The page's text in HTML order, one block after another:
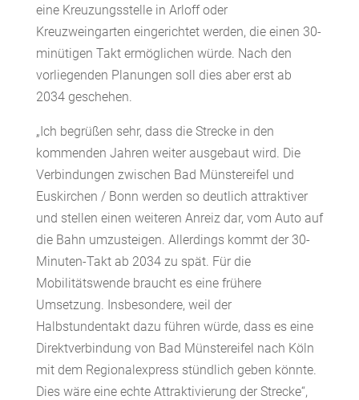
eine Kreuzungsstelle in Arloff oder
Kreuzweingarten eingerichtet werden, die einen 30-
minütigen Takt ermöglichen würde. Nach den
vorliegenden Planungen soll dies aber erst ab
2034 geschehen.
„Ich begrüßen sehr, dass die Strecke in den
kommenden Jahren weiter ausgebaut wird. Die
Verbindungen zwischen Bad Münstereifel und
Euskirchen / Bonn werden so deutlich attraktiver
und stellen einen weiteren Anreiz dar, vom Auto auf
die Bahn umzusteigen. Allerdings kommt der 30-
Minuten-Takt ab 2034 zu spät. Für die
Mobilitätswende braucht es eine frühere
Umsetzung. Insbesondere, weil der
Halbstundentakt dazu führen würde, dass es eine
Direktverbindung von Bad Münstereifel nach Köln
mit dem Regionalexpress stündlich geben könnte.
Dies wäre eine echte Attraktivierung der Strecke“,